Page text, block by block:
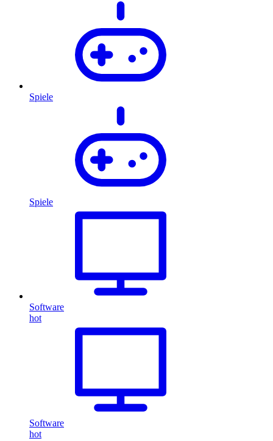
Spiele
Spiele
Software
hot
Software
hot